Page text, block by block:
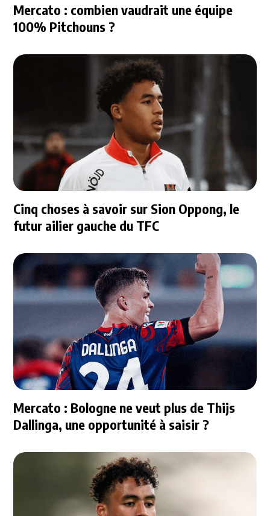
Mercato : combien vaudrait une équipe
100% Pitchouns ?
Cinq choses à savoir sur Sion Oppong, le
futur ailier gauche du TFC
Mercato : Bologne ne veut plus de Thijs
Dallinga, une opportunité à saisir ?